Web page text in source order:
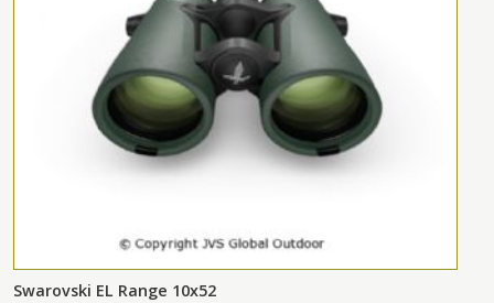
Swarovski EL Range 10x52